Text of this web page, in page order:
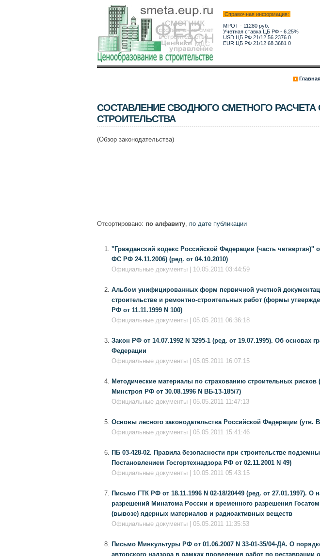
Справочная информация:
МРОТ - 11280 руб.
Учетная ставка ЦБ РФ - 6.25%
USD ЦБ РФ 21/12 56.2376 0
EUR ЦБ РФ 21/12 68.3681 0
Главная
СОСТАВЛЕНИЕ СВОДНОГО СМЕТНОГО
СТРОИТЕЛЬСТВА
(Обзор законодательства)
Отсортировано: по алфавиту, по дате публикации
''Гражданский кодекс Российской Федерации (часть четвертая)''
ФС РФ 24.11.2006) (ред. от 04.10.2010)
Официальные документы | 10.05.2011 03:44:59
Альбом унифицированных форм первичной учетной
строительстве и ремонтно-строительных работ (формы
РФ от 11.11.1999 N 100)
Официальные документы | 05.05.2011 06:36:18
Закон РФ от 14.07.1992 N 3295-1 (ред. от 19.07.1995). Об основах
Федерации
Официальные документы | 05.05.2011 16:07:15
Методические материалы по страхованию строительных
Минстроя РФ от 30.08.1996 N ВБ-13-185/7)
Официальные документы | 05.05.2011 11:47:13
Основы лесного законодательства Российской Федерации (утв.
Официальные документы | 05.05.2011 15:41:46
ПБ 03-428-02. Правила безопасности при строительстве
Постановлением Госгортехнадзора РФ от 02.11.2001 N 49)
Официальные документы | 10.05.2011 05:43:15
Письмо ГТК РФ от 18.11.1996 N 02-18/20449 (ред. от 27.01.1997). О
разрешений Минатома России и временного разрешения
(вывозе) ядерных материалов и радиоактивных веществ
Официальные документы | 05.05.2011 11:35:53
Письмо Минкультуры РФ от 01.06.2007 N 33-01-35/04-ДА. О
авторского надзора в рамках проведения работ по реставрации